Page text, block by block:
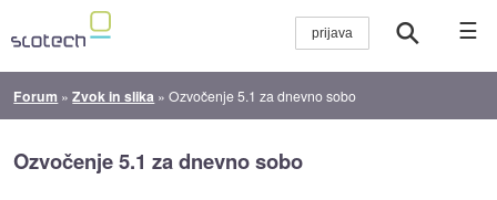
☰
Forum »Zvok in slika »Ozvočenje 5.1 za dnevno sobo
Ozvočenje 5.1 za dnevno sobo